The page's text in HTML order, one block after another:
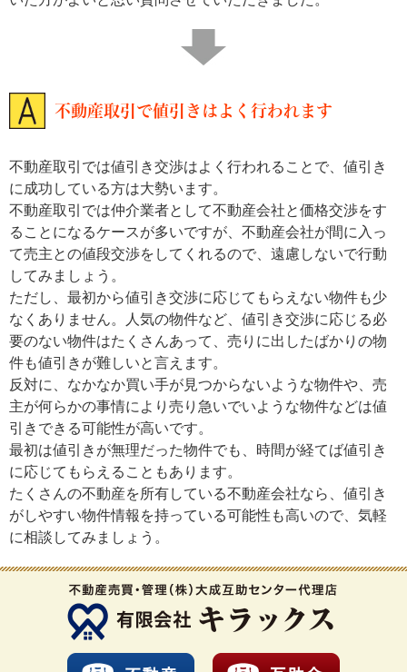
不動産取引で値引きはよく行われます
不動産取引では値引き交渉はよく行われることで、値引き
に成功している方は大勢います。
不動産取引では仲介業者として不動産会社と価格交渉をす
ることになるケースが多いですが、不動産会社が間に入っ
て売主との値段交渉をしてくれるので、遠慮しないで行動
してみましょう。
ただし、最初から値引き交渉に応じてもらえない物件も少
なくありません。人気の物件など、値引き交渉に応じる必
要のない物件はたくさんあって、売りに出したばかりの物
件も値引きが難しいと言えます。
反対に、なかなか買い手が見つからないような物件や、売
主が何らかの事情により売り急いでいような物件などは値
引きできる可能性が高いです。
最初は値引きが無理だった物件でも、時間が経てば値引き
に応じてもらえることもあります。
たくさんの不動産を所有している不動産会社なら、値引き
がしやすい物件情報を持っている可能性も高いので、気軽
に相談してみましょう。